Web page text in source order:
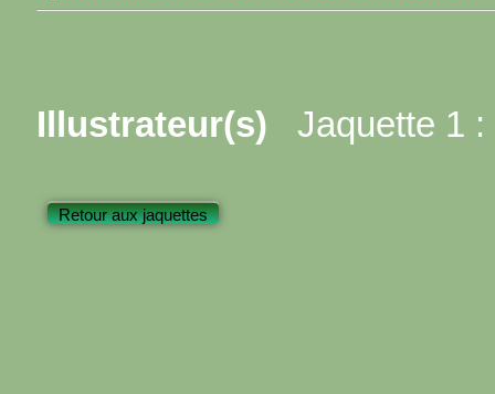
Illustrateur(s) Jaquette 1 :
Retour aux jaquettes